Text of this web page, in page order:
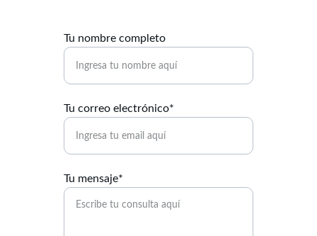
Tu nombre completo
Tu correo electrónico*
Tu mensaje*